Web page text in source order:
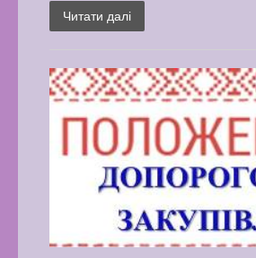
Читати далі